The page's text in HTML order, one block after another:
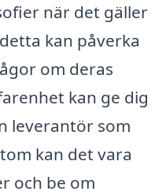
när det gäller
kan påverka
om deras
kan ge dig
leverantör som
kan det vara
och be om